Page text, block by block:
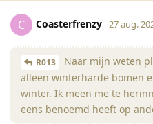
C Coasterfrenzy 27 aug.
R013
Naar mijn weten
alleen winterharde bomen
winter. Ik meen me te
eens benoemd heeft op